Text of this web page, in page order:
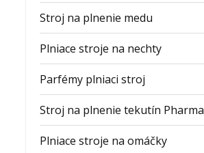
Stroj na plnenie medu
Plniace stroje na nechty
Parfémy plniaci stroj
Stroj na plnenie tekutín Pharma
Plniace stroje na omáčky